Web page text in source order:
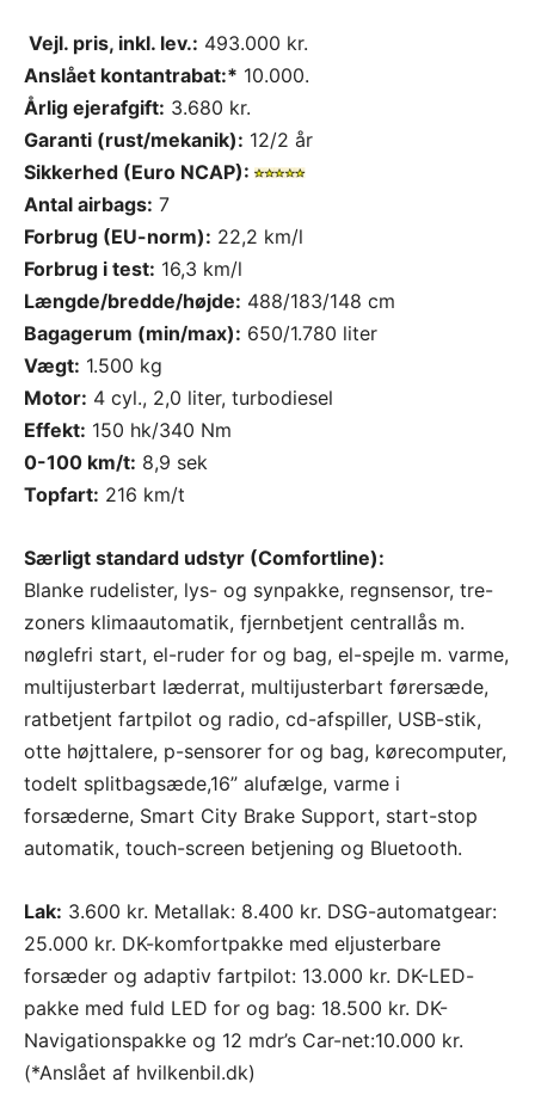
Vejl. pris, inkl. lev.: 493.000 kr.
Anslået kontantrabat:* 10.000.
Årlig ejerafgift: 3.680 kr.
Garanti (rust/mekanik): 12/2 år
Sikkerhed (Euro NCAP):
Antal airbags: 7
Forbrug (EU-norm): 22,2 km/l
Forbrug i test: 16,3 km/l
Længde/bredde/højde: 488/183/148 cm
Bagagerum (min/max): 650/1.780 liter
Vægt: 1.500 kg
Motor: 4 cyl., 2,0 liter, turbodiesel
Effekt: 150 hk/340 Nm
0-100 km/t: 8,9 sek
Topfart: 216 km/t
Særligt standard udstyr (Comfortline):
Blanke rudelister, lys- og synpakke, regnsensor, tre-
zoners klimaautomatik, fjernbetjent centrallås m.
nøglefri start, el-ruder for og bag, el-spejle m. varme,
multijusterbart læderrat, multijusterbart førersæde,
ratbetjent fartpilot og radio, cd-afspiller, USB-stik,
otte højttalere, p-sensorer for og bag, kørecomputer,
todelt splitbagsæde,16” alufælge, varme i
forsæderne, Smart City Brake Support, start-stop
automatik, touch-screen betjening og Bluetooth.
Lak: 3.600 kr. Metallak: 8.400 kr. DSG-automatgear:
25.000 kr. DK-komfortpakke med eljusterbare
forsæder og adaptiv fartpilot: 13.000 kr. DK-LED-
pakke med fuld LED for og bag: 18.500 kr. DK-
Navigationspakke og 12 mdr’s Car-net:10.000 kr.
(*Anslået af hvilkenbil.dk)